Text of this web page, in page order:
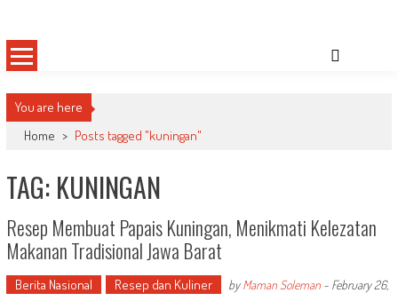
You are here
Home > Posts tagged "kuningan"
TAG: KUNINGAN
Resep Membuat Papais Kuningan, Menikmati Kelezatan
Makanan Tradisional Jawa Barat
Berita Nasional Resep dan Kuliner byMaman Soleman- February 26,